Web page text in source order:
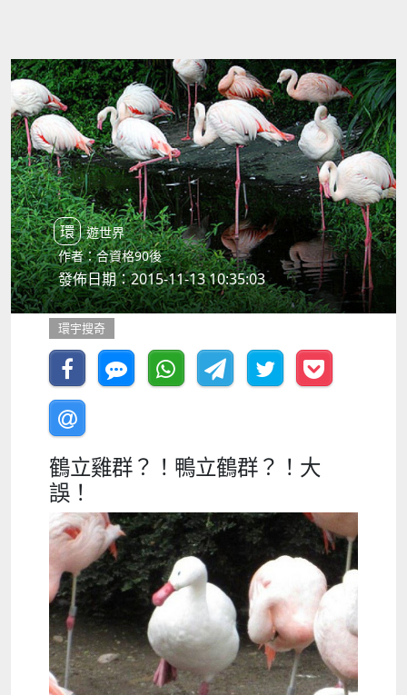
環遊世界
作者：合資格90後
發佈日期：2015-11-13 10:35:03
環宇搜奇
鶴立雞群？！鴨立鶴群？！大
誤！